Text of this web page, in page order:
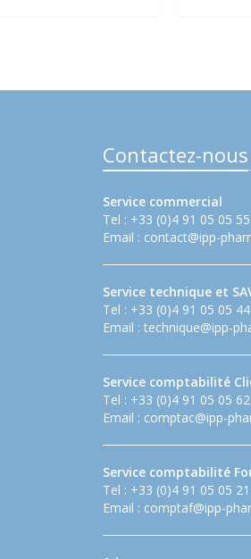
Contactez-nous
Service commercial
Tel : +33 (0)4 91 05 05 55
Email : contact@ipp-
Service technique et
Tel : +33 (0)4 91 05 05 44
Email : technique@ipp-
Service comptabilité
Tel : +33 (0)4 91 05 05 62
Email : comptac@ipp-
Service comptabilité
Tel : +33 (0)4 91 05 05 21
Email : comptaf@ipp-